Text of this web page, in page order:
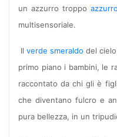
un azzurro troppo azzurro
multisensoriale.
Ilverde smeraldo del
primo piano i bambini, le
raccontato da chi gli è
che diventano fulcro e
pura bellezza, in un